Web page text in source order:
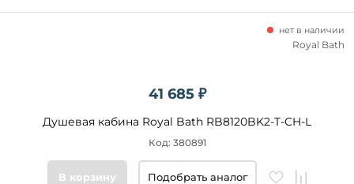
41 685 ₽
Душевая кабина Royal Bath RB8120BK2-T-CH-L
нет в наличии
Код: 380891
Royal Bath
В корзину Подобрать аналог